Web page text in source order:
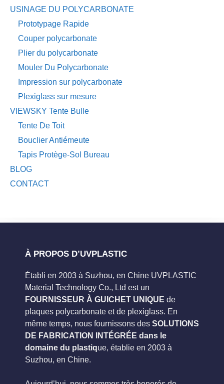
USINAGE DU POLYCARBONATE
Prototypage Rapide
Couper polycarbonate
Plier du polycarbonate
Mouler Du Polycarbonate
Impression sur polycarbonate
Plexiglass sur mesure
VIEWSKY Tente Bulle
Tente De Toit
Bouclier Antiémeute
Tapis Protège-Sol Bureau
BLOG
CONTACT
À PROPOS D’UVPLASTIC
Établi en 2003 à Suzhou, en Chine UVPLASTIC
Material Technology Co., Ltd est un
FOURNISSEUR À GUICHET UNIQUE de
plaques polycarbonate et de plexiglass. En
même temps, nous fournissons des SOLUTIONS
DE FABRICATION INTÉGRÉE dans le
domaine du plastique, établie en 2003 à
Suzhou, en Chine.